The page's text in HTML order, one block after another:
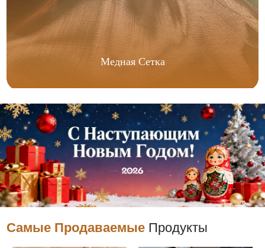
Медная Сетка
Самые Продаваемые Продукты